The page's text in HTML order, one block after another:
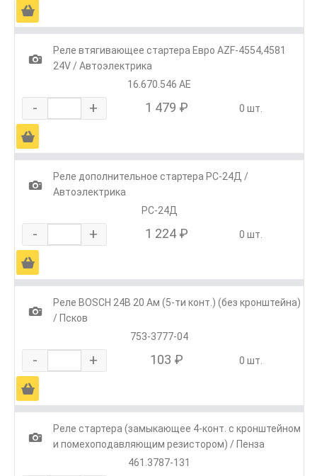
Ä
1
Реле втягивающее стартера Евро AZF-4554,4581
24V / Автоэлектрика
16.670.546 АЕ
- + 1 479 ₽ 0 шт.
Ä
1
Реле дополнительное стартера РС-24Д /
Автоэлектрика
РС-24Д
- + 1 224 ₽ 0 шт.
Ä
1
Реле BOSCH 24В 20 Ам (5-ти конт.) (без кронштейна)
/ Псков
753-3777-04
- + 103 ₽ 0 шт.
Ä
1
Реле стартера (замыкающее 4-конт. с кронштейном
и помехоподавляющим резистором) / Пенза
461.3787-131